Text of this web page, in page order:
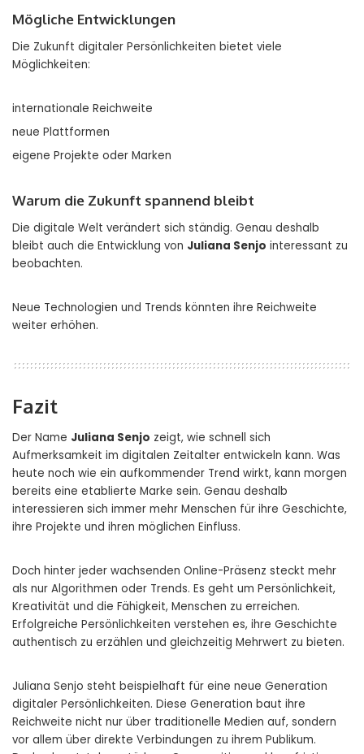
Mögliche Entwicklungen
Die Zukunft digitaler Persönlichkeiten bietet viele
Möglichkeiten:
internationale Reichweite
neue Plattformen
eigene Projekte oder Marken
Warum die Zukunft spannend bleibt
Die digitale Welt verändert sich ständig. Genau deshalb
bleibt auch die Entwicklung von Juliana Senjo interessant zu
beobachten.
Neue Technologien und Trends könnten ihre Reichweite
weiter erhöhen.
Fazit
Der Name Juliana Senjo zeigt, wie schnell sich
Aufmerksamkeit im digitalen Zeitalter entwickeln kann. Was
heute noch wie ein aufkommender Trend wirkt, kann morgen
bereits eine etablierte Marke sein. Genau deshalb
interessieren sich immer mehr Menschen für ihre Geschichte,
ihre Projekte und ihren möglichen Einfluss.
Doch hinter jeder wachsenden Online-Präsenz steckt mehr
als nur Algorithmen oder Trends. Es geht um Persönlichkeit,
Kreativität und die Fähigkeit, Menschen zu erreichen.
Erfolgreiche Persönlichkeiten verstehen es, ihre Geschichte
authentisch zu erzählen und gleichzeitig Mehrwert zu bieten.
Juliana Senjo steht beispielhaft für eine neue Generation
digitaler Persönlichkeiten. Diese Generation baut ihre
Reichweite nicht nur über traditionelle Medien auf, sondern
vor allem über direkte Verbindungen zu ihrem Publikum.